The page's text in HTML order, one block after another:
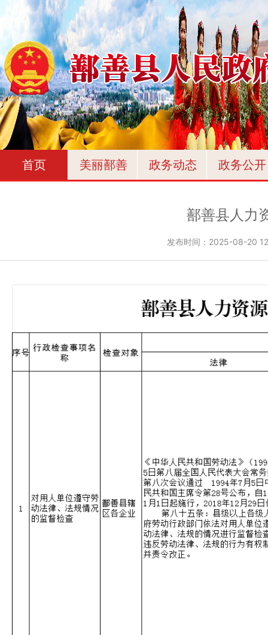
首页 美丽鄯善 政务动态 政务公开
鄯善县人力
发布时间： 2025-08-20